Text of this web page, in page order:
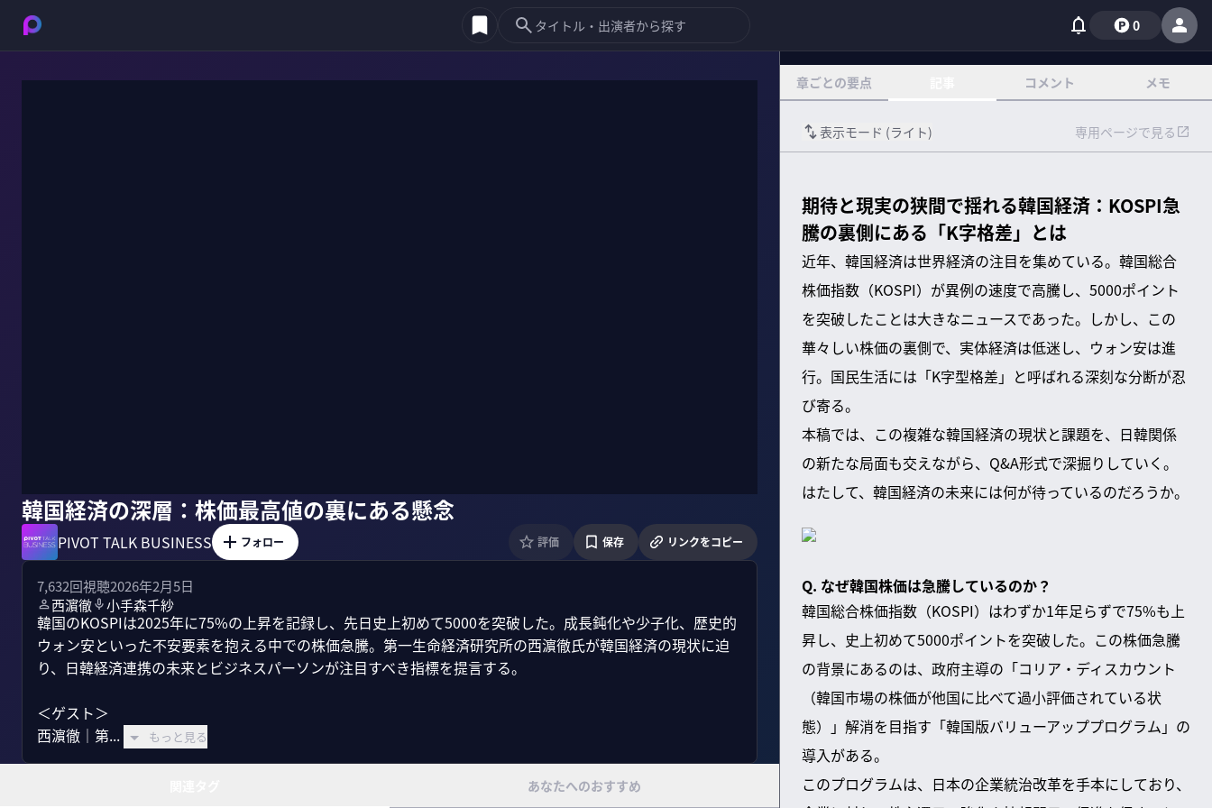
0
韓国経済の深層：株価最高値の裏にある懸念
PIVOT TALK BUSINESS フォロー 評価 保存 リンクをコピー
7,632回視聴2026年2月5日
西濵徹
小手森千紗
韓国のKOSPIは2025年に75%の上昇を記録し、先日史上初めて5000を突破した。成長鈍化や少子化、歴史的
ウォン安といった不安要素を抱える中での株価急騰。第一生命経済研究所の西濵徹氏が韓国経済の現状に迫
り、日韓経済連携の未来とビジネスパーソンが注目すべき指標を提言する。
＜ゲスト＞
西濵徹｜第...
もっと見る
あなたへのおすすめ
章ごとの要点 コメント メモ
表示モード (ライト) 専用ページで見る
期待と現実の狭間で揺れる韓国経済：KOSPI急
騰の裏側にある「K字格差」とは
近年、韓国経済は世界経済の注目を集めている。韓国総合
株価指数（KOSPI）が異例の速度で高騰し、5000ポイント
を突破したことは大きなニュースであった。しかし、この
華々しい株価の裏側で、実体経済は低迷し、ウォン安は進
行。国民生活には「K字型格差」と呼ばれる深刻な分断が忍
び寄る。
本稿では、この複雑な韓国経済の現状と課題を、日韓関係
の新たな局面も交えながら、Q&A形式で深掘りしていく。
はたして、韓国経済の未来には何が待っているのだろうか。
Q. なぜ韓国株価は急騰しているのか？
韓国総合株価指数（KOSPI）はわずか1年足らずで75%も上
昇し、史上初めて5000ポイントを突破した。この株価急騰
の背景にあるのは、政府主導の「コリア・ディスカウント
（韓国市場の株価が他国に比べて過小評価されている状
態）」解消を目指す「韓国版バリューアッププログラム」の
導入がある。
このプログラムは、日本の企業統治改革を手本にしており、